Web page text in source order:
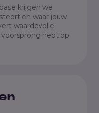
krijgen we
en waar jouw
waardevolle
hebt op